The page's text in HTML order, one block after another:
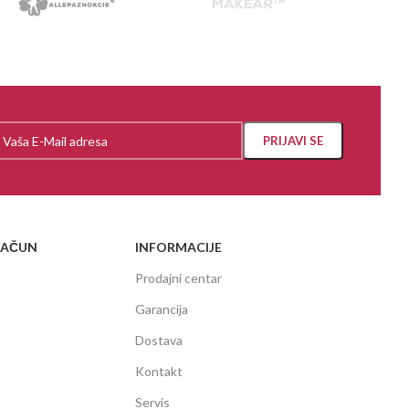
INFORMACIJE
Prodajni centar
Garancija
Dostava
Kontakt
Servis